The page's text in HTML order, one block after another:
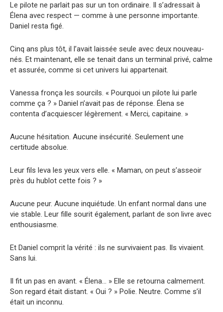
Le pilote ne parlait pas sur un ton ordinaire. Il s’adressait à
Élena avec respect — comme à une personne importante.
Daniel resta figé.
Cinq ans plus tôt, il l’avait laissée seule avec deux nouveau-
nés. Et maintenant, elle se tenait dans un terminal privé, calme
et assurée, comme si cet univers lui appartenait.
Vanessa fronça les sourcils. « Pourquoi un pilote lui parle
comme ça ? » Daniel n’avait pas de réponse. Élena se
contenta d’acquiescer légèrement. « Merci, capitaine. »
Aucune hésitation. Aucune insécurité. Seulement une
certitude absolue.
Leur fils leva les yeux vers elle. « Maman, on peut s’asseoir
près du hublot cette fois ? »
Aucune peur. Aucune inquiétude. Un enfant normal dans une
vie stable. Leur fille sourit également, parlant de son livre avec
enthousiasme.
Et Daniel comprit la vérité : ils ne survivaient pas. Ils vivaient.
Sans lui.
Il fit un pas en avant. « Élena… » Elle se retourna calmement.
Son regard était distant. « Oui ? » Polie. Neutre. Comme s’il
était un inconnu.